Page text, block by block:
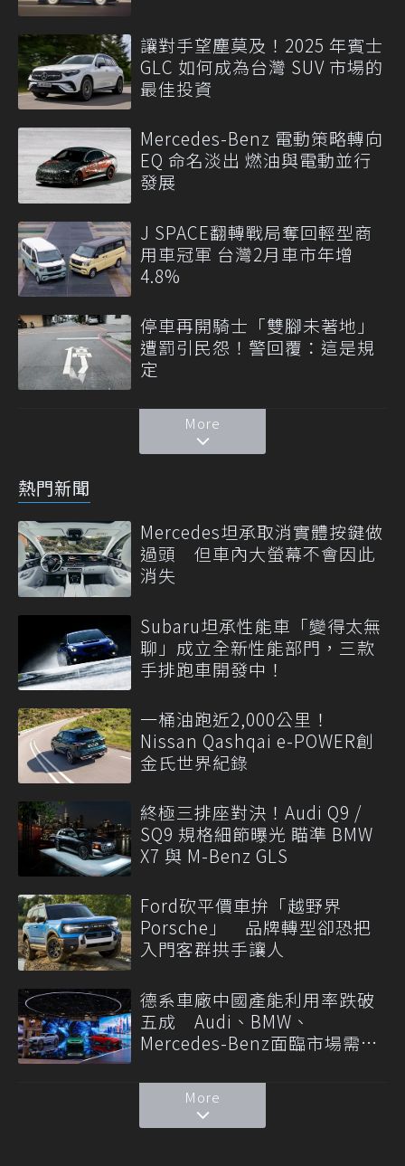
讓對手望塵莫及！2025 年賓士
GLC 如何成為台灣 SUV 市場的
最佳投資
Mercedes-Benz 電動策略轉向
EQ 命名淡出 燃油與電動並行
發展
J SPACE翻轉戰局奪回輕型商
用車冠軍 台灣2月車市年增
4.8%
停車再開騎士「雙腳未著地」
遭罰引民怨！警回覆：這是規
定
More
熱門新聞
Mercedes坦承取消實體按鍵做
過頭 但車內大螢幕不會因此
消失
Subaru坦承性能車「變得太無
聊」成立全新性能部門，三款
手排跑車開發中！
一桶油跑近2,000公里！
Nissan Qashqai e-POWER創
金氏世界紀錄
終極三排座對決！Audi Q9 /
SQ9 規格細節曝光 瞄準 BMW
X7 與 M-Benz GLS
Ford砍平價車拚「越野界
Porsche」 品牌轉型卻恐把
入門客群拱手讓人
德系車廠中國產能利用率跌破
五成 Audi、BMW、
Mercedes-Benz面臨市場需求
More